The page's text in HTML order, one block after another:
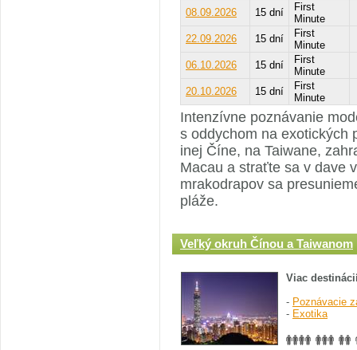
08.09.2026
15 dní
First
Minute
22.09.2026
15 dní
First
Minute
06.10.2026
15 dní
First
Minute
20.10.2026
15 dní
First
Minute
Intenzívne poznávanie
s oddychom na exotických
inej Číne, na Taiwane,
Macau a straťte sa v dave
mrakodrapov sa
pláže.
Veľký okruh Čínou a Taiwanom
Viac
- Poznávacie
- Exotika